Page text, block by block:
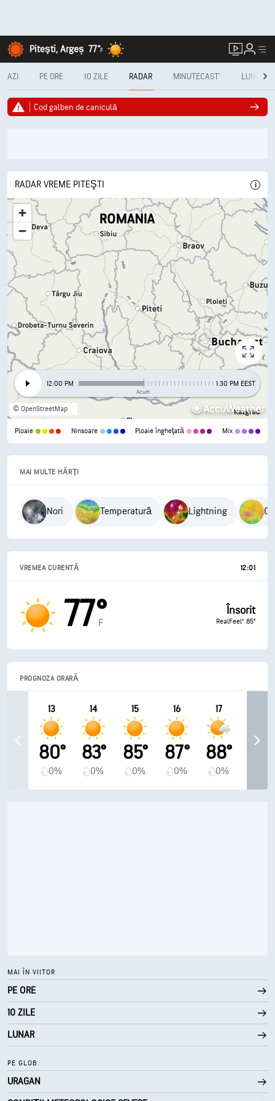
Piteşti, Argeș 77°F
AZI PE ORE 10 ZILE RADAR MINUTECAST® LUNAR
Cod galben de caniculă
RADAR VREME PITEŞTI
12:00 PM
Acum
1:30 PM EEST
© OpenStreetMap
Ploaie Ninsoare Ploaie îngheţată Mix
MAI MULTE HĂRŢI
Nori Temperatură Lightning
VREMEA CURENTĂ 12:01
77°
F
Însorit
RealFeel® 85°
PROGNOZA ORARĂ
13
80°
0%
14
83°
0%
15
85°
0%
16
87°
0%
17
88°
0%
MAI ÎN VIITOR
PE ORE
10 ZILE
LUNAR
PE GLOB
URAGAN